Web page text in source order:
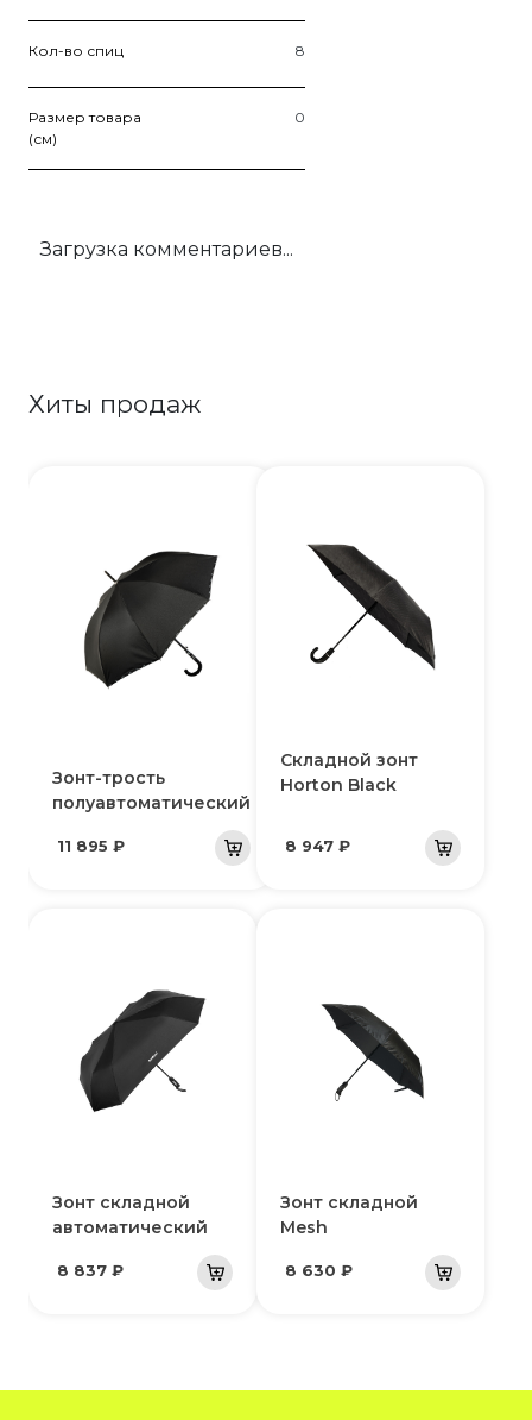
Кол-во спиц 8
Размер товара
(см)
0
Загрузка комментариев...
Хиты продаж
Зонт-трость
полуавтоматический
11 895 ₽
Складной зонт
Horton Black
8 947 ₽
Зонт складной
автоматический
8 837 ₽
Зонт складной
Mesh
8 630 ₽